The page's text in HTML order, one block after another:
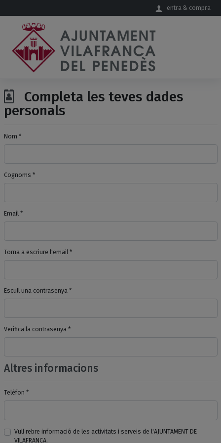
entra & compra
Completa les teves dades
personals
Nom *
Cognoms *
Email *
Torna a escriure l'email *
Escull una contrasenya *
Verifica la contrasenya *
Altres informacions
Telèfon *
Vull rebre informació de les activitats i serveis de l'AJUNTAMENT DE
VILAFRANCA.